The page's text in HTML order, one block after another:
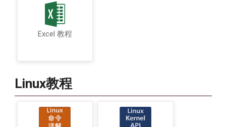
Excel 教程
Linux教程